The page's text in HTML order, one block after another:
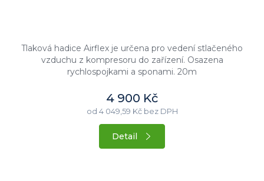
Tlaková hadice Airflex je určena pro vedení stlačeného
vzduchu z kompresoru do zařízení. Osazena
rychlospojkami a sponami. 20m
4 900 Kč
od 4 049,59 Kč bez DPH
Detail